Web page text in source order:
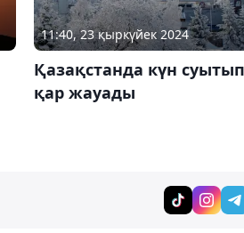
11:40, 23 қыркүйек 2024
Қазақстанда күн
қар жауады